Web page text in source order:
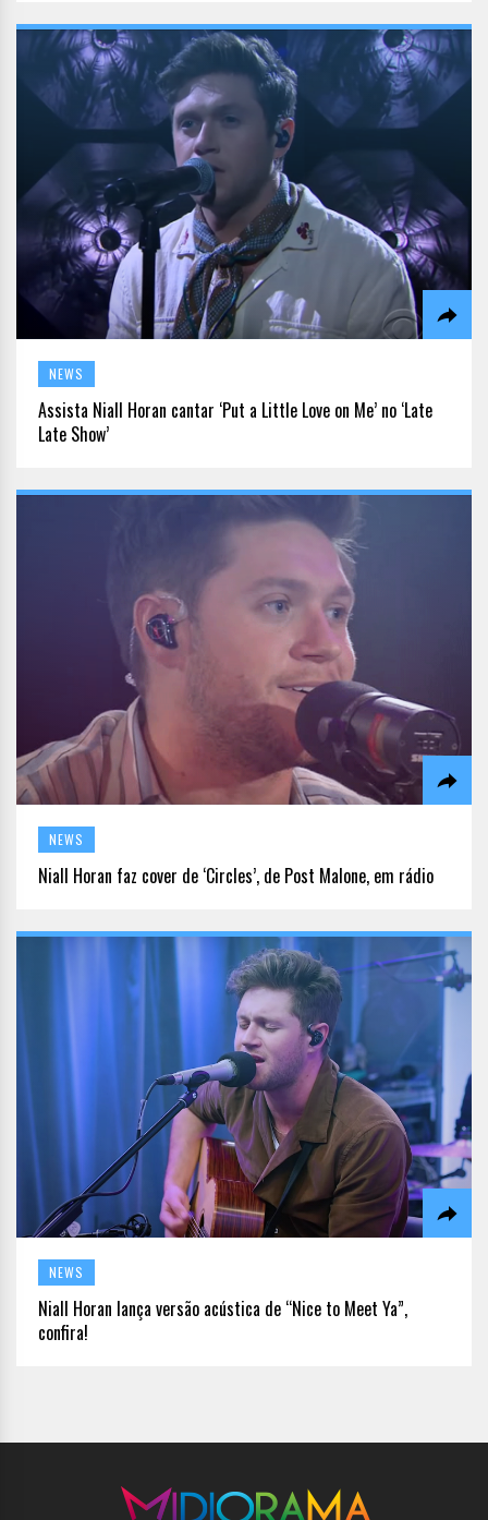
NEWS
Assista Niall Horan cantar ‘Put a Little Love on Me’ no ‘Late
Late Show’
NEWS
Niall Horan faz cover de ‘Circles’, de Post Malone, em rádio
NEWS
Niall Horan lança versão acústica de “Nice to Meet Ya”,
confira!